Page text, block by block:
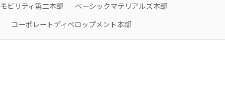
2026.8.4 適時開示
モビリティ第二本部
ベーシックマテリアルズ本部
コーポレートディベロップメント本部